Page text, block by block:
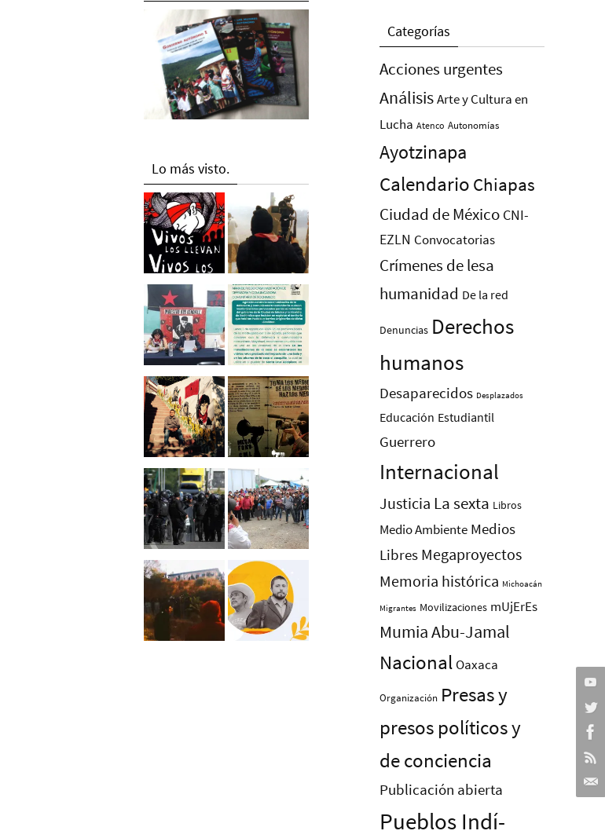
Lo más visto.
Categorías
Acciones urgentes
AnálisisArte y Cultura en
Lucha Atenco Autonomías
Ayotzinapa
Calendario Chiapas
Ciudad de México CNI-
EZLN Convocatorias
Crímenes de lesa
humanidad De la red
Denuncias Derechos
humanos
Desaparecidos Desplazados
Educación Estudiantil
Guerrero
Internacional
Justicia La sexta Libros
Medio Ambiente Medios
Libres Megaproyectos
Memoria histórica Michoacán
Migrantes Movilizaciones mUjErEs
Mumia Abu-Jamal
Nacional Oaxaca
Organización Presas y
presos polí­ticos y
de conciencia
Publicación abierta
Pueblos Indí­